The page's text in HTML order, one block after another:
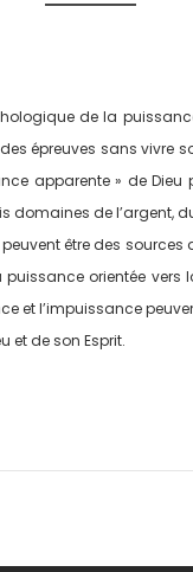
de la
épreuves sans
apparente » de
de l’argent,
être des
orientée
et l’impuissance
et de son Esprit.